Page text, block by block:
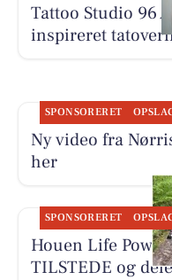
Tattoo Studio 96
inspireret
SPONSORERET
Ny video fra
her
SPONSORERET
Houen Life
TILSTEDE og